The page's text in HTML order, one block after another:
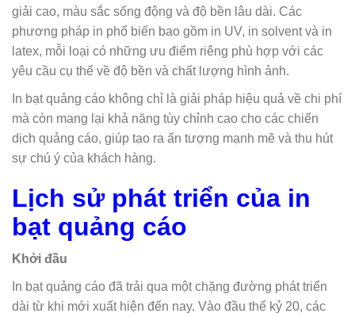
giải cao, màu sắc sống động và độ bền lâu dài. Các
phương pháp in phổ biến bao gồm in UV, in solvent và in
latex, mỗi loại có những ưu điểm riêng phù hợp với các
yêu cầu cụ thể về độ bền và chất lượng hình ảnh.
In bạt quảng cáo không chỉ là giải pháp hiệu quả về chi phí
mà còn mang lại khả năng tùy chỉnh cao cho các chiến
dịch quảng cáo, giúp tạo ra ấn tượng mạnh mẽ và thu hút
sự chú ý của khách hàng.
Lịch sử phát triển của in
bạt quảng cáo
Khởi đầu
In bạt quảng cáo đã trải qua một chặng đường phát triển
dài từ khi mới xuất hiện đến nay. Vào đầu thế kỷ 20, các